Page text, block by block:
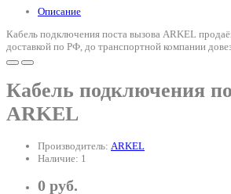
Описание
Кабель подключения поста вызова ARKEL
доставкой по РФ, до транспортной компании
Кабель подключения
ARKEL
Производитель: ARKEL
Наличие: 1
0 руб.